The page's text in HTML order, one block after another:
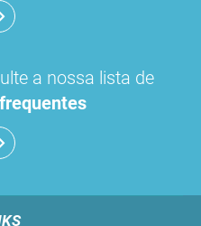
a nossa lista de